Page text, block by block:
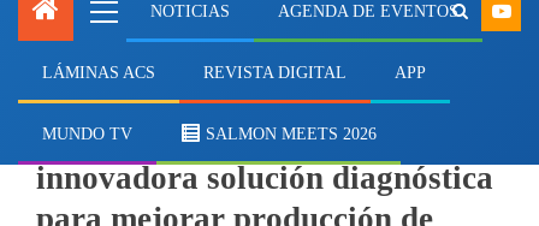
NOTICIAS AGENDA DE EVENTOS
LÁMINAS ACS REVISTA DIGITAL APP
MUNDO TV SALMON MEETS 2026
PHARMAQ Analytiq presentará
innovadora solución diagnóstica
para mejorar producción de